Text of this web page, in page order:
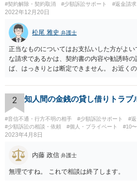
#契約解除・契約取消 #少額訴訟サポート #返金請求
2022年12月20日
松尾 雅史 弁護士
正当なものについてはお支払いした方がよ
な請求であるかは、契約書の内容や勧誘時
ば、はっきりとは断定できません。 お近く
費者生活センター(https://
ってくれますので、一度ご利用されることを
2 知人間の金銭の貸し借りトラブ
#音信不通・行方不明の相手 #少額訴訟サポート
#
#少額訴訟の相談・依頼
#個人・プライベート #10
2023年4月8日
内藤 政信 弁護士
無理ですね。 これで相談は終了します。